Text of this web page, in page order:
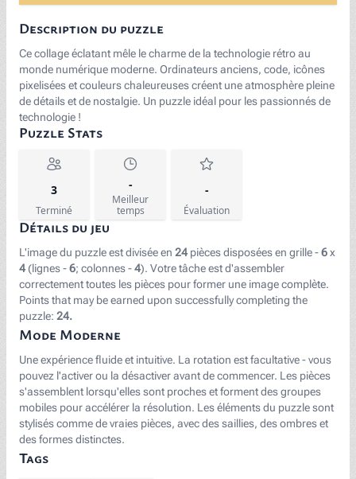
Description du puzzle
Ce collage éclatant mêle le charme de la technologie rétro au
monde numérique moderne. Ordinateurs anciens, code, icônes
pixelisées et couleurs chaleureuses créent une atmosphère pleine
de détails et de nostalgie. Un puzzle idéal pour les passionnés de
technologie !
Puzzle Stats
3
Terminé
-
Meilleur
temps
-
Évaluation
Détails du jeu
L'image du puzzle est divisée en 24 pièces disposées en grille -6x
4 (lignes -6; colonnes -4). Votre tâche est d'assembler
correctement toutes les pièces pour former une image complète.
Points that may be earned upon successfully completing the
puzzle: 24.
Mode Moderne
Une expérience fluide et intuitive. La rotation est facultative - vous
pouvez l'activer ou la désactiver avant de commencer. Les pièces
s'assemblent lorsqu'elles sont proches et forment des groupes
mobiles pour accélérer la résolution. Les éléments du puzzle sont
stylisés comme de vraies pièces, avec des saillies, des ombres et
des formes distinctes.
Tags